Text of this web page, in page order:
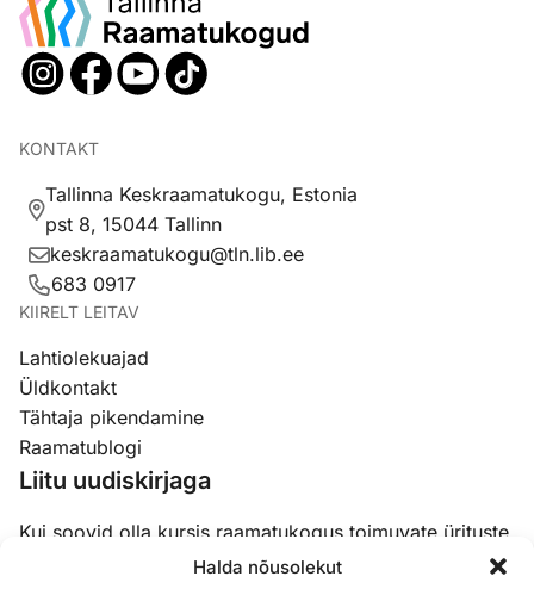
Halda nõusolekut
KONTAKT
Tallinna Keskraamatukogu, Estonia
pst 8, 15044 Tallinn
keskraamatukogu@tln.lib.ee
683 0917
KIIRELT LEITAV
Lahtiolekuajad
Üldkontakt
Tähtaja pikendamine
Raamatublogi
Liitu uudiskirjaga
Kui soovid olla kursis raamatukogus toimuvate ürituste,
koolituste ja uudistega, siis liitu meie uudiskirjaga.